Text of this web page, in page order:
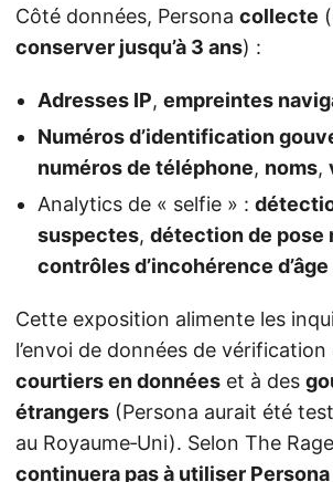
Côté données, Persona collecte
conserver jusqu’à 3 ans) :
Adresses IP, empreintes
Numéros d’identification
numéros de téléphone, noms,
Analytics de « selfie » :
suspectes, détection de pose
contrôles d’incohérence d’âge
Cette exposition alimente les
l’envoi de données de vérification
courtiers en données et à des
étrangers (Persona aurait été
au Royaume‑Uni). Selon The
continuera pas à utiliser Persona